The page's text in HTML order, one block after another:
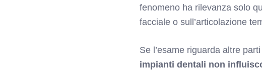
fenomeno ha rilevanza solo
facciale o sull’articolazione
Se l’esame riguarda altre
impianti dentali non